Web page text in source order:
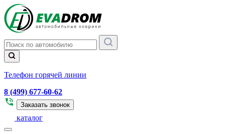
Телефон горячей линии
8 (499) 677-60-62
Заказать звонок
каталог